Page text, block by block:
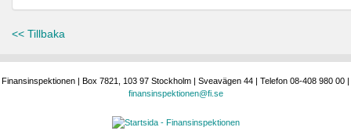
<< Tillbaka
Finansinspektionen | Box 7821, 103 97 Stockholm | Sveavägen 44 | Telefon 08-408 980 00 |
finansinspektionen@fi.se